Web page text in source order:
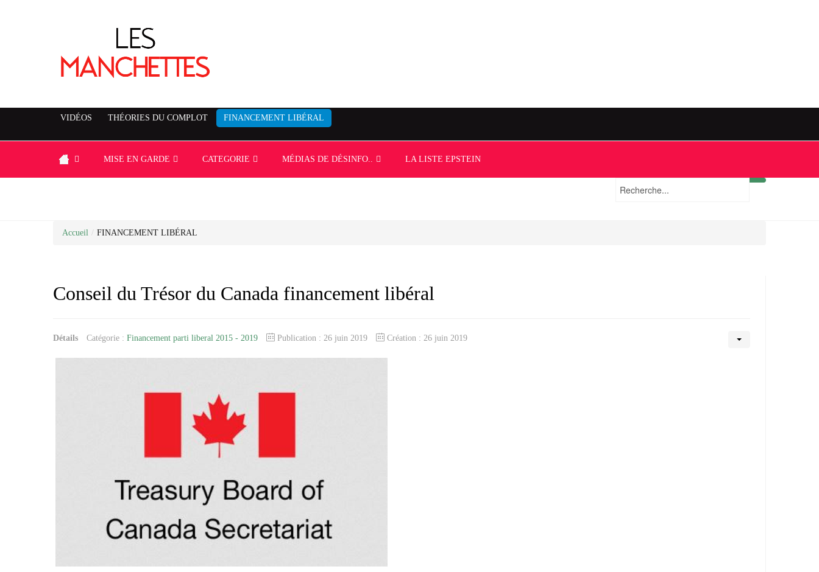
VIDÉOS THÉORIES DU COMPLOT FINANCEMENT LIBÉRAL
MISE EN GARDE CATEGORIE MÉDIAS DE DÉSINFO.. LA LISTE EPSTEIN
Accueil / FINANCEMENT LIBÉRAL
Conseil du Trésor du Canada financement libéral
Détails Catégorie : Financement parti liberal 2015 - 2019 Publication : 26 juin 2019 Création : 26 juin 2019